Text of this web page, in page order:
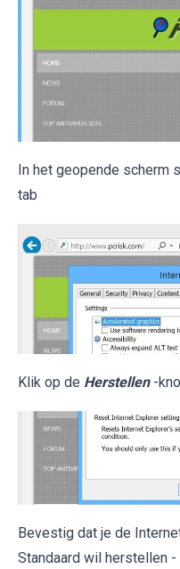
In het geopende scherm
tab
Klik op de Herstellen -
Bevestig dat je de
Standaard wil herstellen